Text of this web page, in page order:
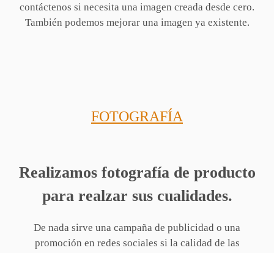
contáctenos si necesita una imagen creada desde cero.
También podemos mejorar una imagen ya existente.
FOTOGRAFÍA
Realizamos fotografía de producto
para realzar sus cualidades.
De nada sirve una campaña de publicidad o una
promoción en redes sociales si la calidad de las